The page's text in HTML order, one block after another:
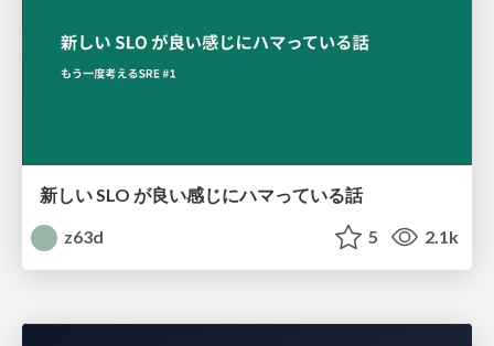
新しい SLO が良い感じにハマっている話
z63d
5 2.1k